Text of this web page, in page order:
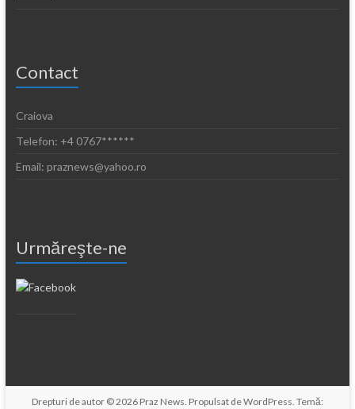
Contact
Craiova
Telefon: +4 0767******
Email: praznews@yahoo.ro
Urmăreşte-ne
Drepturi de autor © 2026 Praz News. Propulsat deWordPress. Temă: